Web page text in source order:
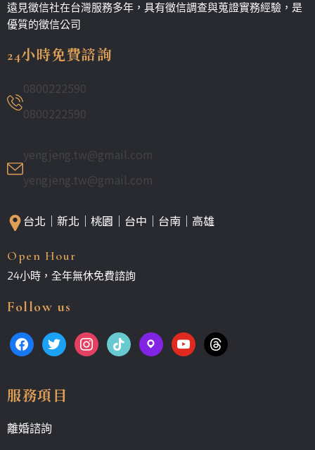
遠見徵信社在台灣服務多年，具有徵信調查與蒐證實務經驗，是
優質的徵信公司
24小時免費諮詢
0800222590
0800222590
yengjeng.tw@gmail.com
yengjeng.tw@gmail.com
台北｜新北｜桃園｜台中｜台南｜高雄
Open Hour
24小時，全年無休免費諮詢
Follow us
服務項目
離婚諮詢